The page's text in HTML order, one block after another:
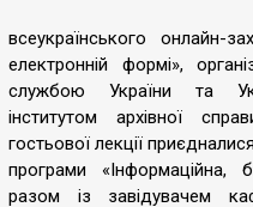
всеукраїнського онлайн-
електронній формі»,
службою України та
інститутом архівної
гостьової лекції
програми «Інформаційна,
разом із завідувачем